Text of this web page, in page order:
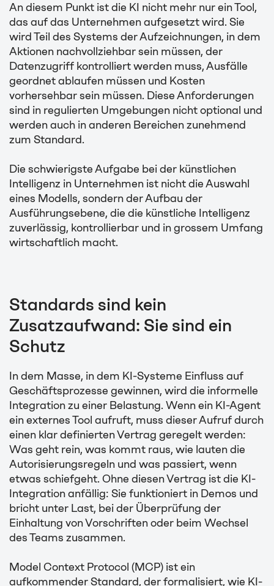
An diesem Punkt ist die KI nicht mehr nur ein Tool,
das auf das Unternehmen aufgesetzt wird. Sie
wird Teil des Systems der Aufzeichnungen, in dem
Aktionen nachvollziehbar sein müssen, der
Datenzugriff kontrolliert werden muss, Ausfälle
geordnet ablaufen müssen und Kosten
vorhersehbar sein müssen. Diese Anforderungen
sind in regulierten Umgebungen nicht optional und
werden auch in anderen Bereichen zunehmend
zum Standard.
Die schwierigste Aufgabe bei der künstlichen
Intelligenz in Unternehmen ist nicht die Auswahl
eines Modells, sondern der Aufbau der
Ausführungsebene, die die künstliche Intelligenz
zuverlässig, kontrollierbar und in grossem Umfang
wirtschaftlich macht.
Standards sind kein
Zusatzaufwand: Sie sind ein
Schutz
In dem Masse, in dem KI-Systeme Einfluss auf
Geschäftsprozesse gewinnen, wird die informelle
Integration zu einer Belastung. Wenn ein KI-Agent
ein externes Tool aufruft, muss dieser Aufruf durch
einen klar definierten Vertrag geregelt werden:
Was geht rein, was kommt raus, wie lauten die
Autorisierungsregeln und was passiert, wenn
etwas schiefgeht. Ohne diesen Vertrag ist die KI-
Integration anfällig: Sie funktioniert in Demos und
bricht unter Last, bei der Überprüfung der
Einhaltung von Vorschriften oder beim Wechsel
des Teams zusammen.
Model Context Protocol (MCP) ist ein
aufkommender Standard, der formalisiert, wie KI-